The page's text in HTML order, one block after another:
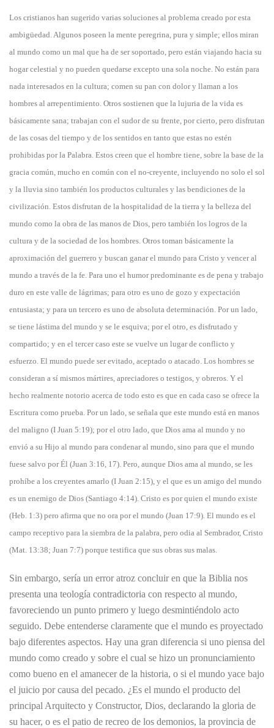
Los cristianos han sugerido varias soluciones al problema creado por esta
ambigüedad. Algunos poseen la mente peregrina, pura y simple; ellos miran
al mundo como un mal que ha de ser soportado, pero están viajando hacia su
hogar celestial y no pueden quedarse excepto una sola noche. No están para
nada interesados en la cultura; comen su pan con dolor y llaman a los
hombres al arrepentimiento. Otros sostienen que la lujuria de la vida es
básicamente sana; trabajan con el sudor de su frente, por cierto, pero disfrutan
de las cosas del tiempo y de los sentidos en tanto que estas no estén
prohibidas por la Palabra. Estos creen que el hombre tiene, sobre la base de la
gracia común, mucho en común con el no-creyente, incluyendo no solo el sol
y la lluvia sino también los productos culturales y las bendiciones de la
civilización. Estos disfrutan de la hospitalidad de la tierra y la belleza del
mundo como la obra de las manos de Dios, pero también los logros de la
cultura y de la sociedad de los hombres. Otros toman básicamente la
aproximación del guerrero y buscan ganar el mundo para Cristo y vencer al
mundo a través de la fe. Para uno el humor predominante es de pena y trabajo
duro en este valle de lágrimas; para otro es uno de gozo y expectación
entusiasta; y para un tercero es uno de absoluta determinación. Por un lado,
se tiene lástima del mundo y se le esquiva; por el otro, es disfrutado y
compartido; y en el tercer caso este se vuelve un lugar de conflicto y
esfuerzo. El mundo puede ser evitado, aceptado o atacado. Los hombres se
consideran a sí mismos mártires, apreciadores o testigos, y obreros. Y el
hecho realmente notorio acerca de todo esto es que en cada caso se ofrece la
Escritura como prueba. Por un lado, se señala que este mundo está en manos
del maligno (I Juan 5:19); por el otro lado, que Dios ama al mundo y no
envió a su Hijo al mundo para condenar al mundo, sino para que el mundo
fuese salvo por Él (Juan 3:16, 17). Pero, aunque Dios ama al mundo, se les
prohíbe a los creyentes amarlo (I Juan 2:15), y el que es un amigo del mundo
es un enemigo de Dios (Santiago 4:14). Cristo es por quien el mundo existe
(Heb. 1:3) pero afirma que no ora por el mundo (Juan 17:9). El mundo es el
campo receptivo para la siembra de la palabra, pero odia al Sembrador, Cristo
(Mat. 13:38; Juan 7:7) porque testifica que sus obras sus malas.
Sin embargo, sería un error atroz concluir en que la Biblia nos
presenta una teología contradictoria con respecto al mundo,
favoreciendo un punto primero y luego desmintiéndolo acto
seguido. Debe entenderse claramente que el mundo es proyectado
bajo diferentes aspectos. Hay una gran diferencia si uno piensa del
mundo como creado y sobre el cual se hizo un pronunciamiento
como bueno en el amanecer de la historia, o si el mundo yace bajo
el juicio por causa del pecado. ¿Es el mundo el producto del
principal Arquitecto y Constructor, Dios, declarando la gloria de
su hacer, o es el patio de recreo de los demonios, la provincia de